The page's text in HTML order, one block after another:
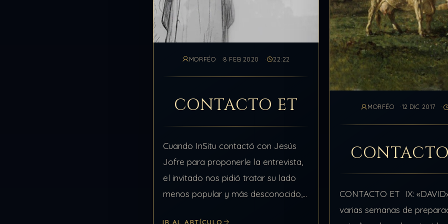
MORFÉO 8 FEB 2020 22:22
CONTACTO ET
Cuando InSitu contactó con Jesús
Jofre para proponerle la entrevista,
el invitado nos pidió tratar su lado
menos popular y más desconocido,
IR AL ARTÍCULO
MORFÉO 12 DIC 2017
CONTACTO ET IX:
varias semanas de